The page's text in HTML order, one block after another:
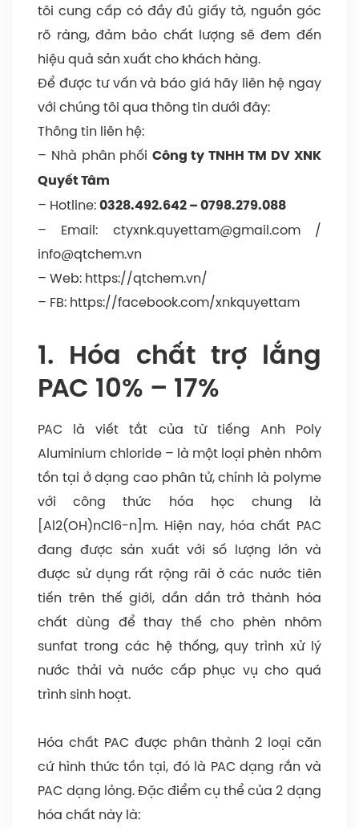
tôi cung cấp có đầy đủ giấy tờ, nguồn góc
rõ ràng, đảm bảo chất lượng sẽ đem đến
hiệu quả sản xuất cho khách hàng.
Để được tư vấn và báo giá hãy liên hệ ngay
với chúng tôi qua thông tin dưới đây:
Thông tin liên hệ:
– Nhà phân phối Công ty TNHH TM DV XNK
Quyết Tâm
– Hotline:0328.492.642–0798.279.088
– Email: ctyxnk.quyettam@gmail.com/
info@qtchem.vn
– Web: https://qtchem.vn/
– FB: https://facebook.com/xnkquyettam
1. Hóa chất trợ lắng
PAC 10% – 17%
PAC là viết tắt của từ tiếng Anh Poly
Aluminium chloride – là một loại phèn nhôm
tồn tại ở dạng cao phân tử, chính là polyme
với công thức hóa học chung là
[Al2(OH)nCl6-n]m. Hiện nay, hóa chất PAC
đang được sản xuất với số lượng lớn và
được sử dụng rất rộng rãi ở các nước tiên
tiến trên thế giới, dần dần trở thành hóa
chất dùng để thay thế cho phèn nhôm
sunfat trong các hệ thống, quy trình xử lý
nước thải và nước cấp phục vụ cho quá
trình sinh hoạt.
Hóa chất PAC được phân thành 2 loại căn
cứ hình thức tồn tại, đó là PAC dạng rắn và
PAC dạng lỏng. Đặc điểm cụ thể của 2 dạng
hóa chất này là: